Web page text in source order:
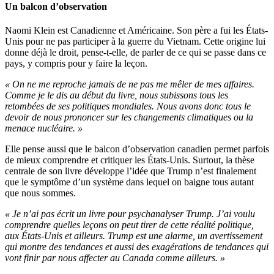
Un balcon d’observation
Naomi Klein est Canadienne et Américaine. Son père a fui les États-
Unis pour ne pas participer à la guerre du Vietnam. Cette origine lui
donne déjà le droit, pense-t-elle, de parler de ce qui se passe dans ce
pays, y compris pour y faire la leçon.
« On ne me reproche jamais de ne pas me mêler de mes affaires.
Comme je le dis au début du livre, nous subissons tous les
retombées de ses politiques mondiales. Nous avons donc tous le
devoir de nous prononcer sur les changements climatiques ou la
menace nucléaire. »
Elle pense aussi que le balcon d’observation canadien permet parfois
de mieux comprendre et critiquer les États-Unis. Surtout, la thèse
centrale de son livre développe l’idée que Trump n’est finalement
que le symptôme d’un système dans lequel on baigne tous autant
que nous sommes.
« Je n’ai pas écrit un livre pour psychanalyser Trump. J’ai voulu
comprendre quelles leçons on peut tirer de cette réalité politique,
aux États-Unis et ailleurs. Trump est une alarme, un avertissement
qui montre des tendances et aussi des exagérations de tendances qui
vont finir par nous affecter au Canada comme ailleurs. »